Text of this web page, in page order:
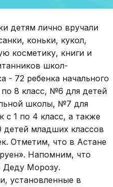
детям лично вручали
коньки, кукол,
косметику, книги и
школ-
- 72 ребенка начального
8 класс, №6 для детей
школы, №7 для
с 1 по 4 класс, а также
детей младших классов
Отметим, что в Астане
Напомним, что
Деду Морозу.
установленные в